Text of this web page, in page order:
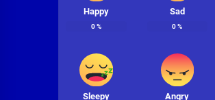
Happy
0%
Sad
0%
Sleepy Angry